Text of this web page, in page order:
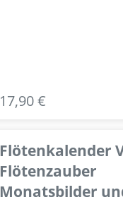
17,90 €
Flötenkalender
Flötenzauber
Monatsbilder